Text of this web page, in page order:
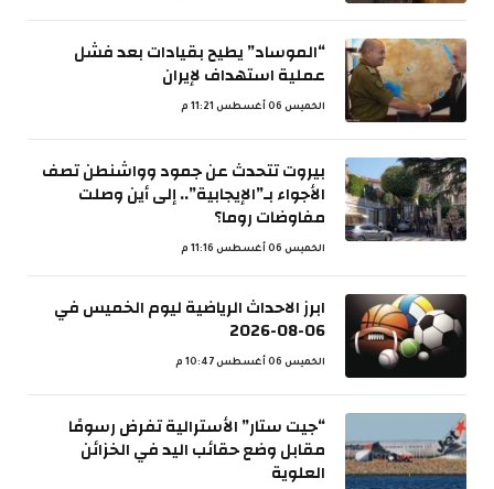
“الموساد” يطيح بقيادات بعد فشل
عملية استهداف لإيران
الخميس 06 أغسطس 11:21 م
بيروت تتحدث عن جمود وواشنطن تصف
الأجواء بـ”الإيجابية”.. إلى أين وصلت
مفاوضات روما؟
الخميس 06 أغسطس 11:16 م
ابرز الاحداث الرياضية ليوم الخميس في
06-08-2026
الخميس 06 أغسطس 10:47 م
“جيت ستار” الأسترالية تفرض رسومًا
مقابل وضع حقائب اليد في الخزائن
العلوية